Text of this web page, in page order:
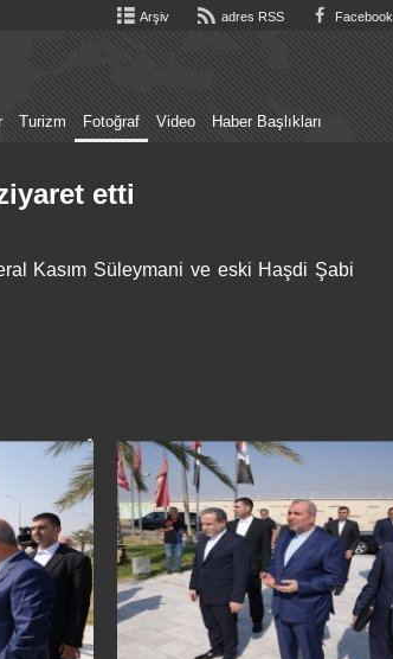
Arşiv adres RSS Facebook
Turizm Fotoğraf Video Haber Başlıkları
etti
Kasım Süleymani ve eski Haşdi Şabi